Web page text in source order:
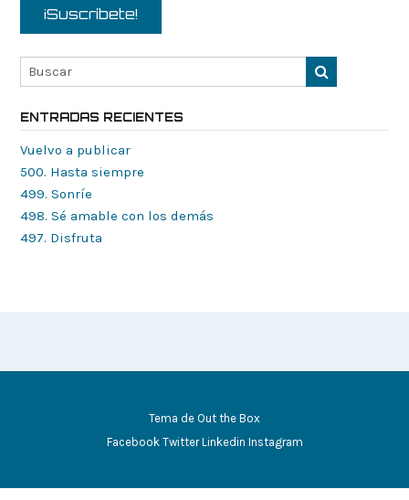
ENTRADAS RECIENTES
Vuelvo a publicar
500. Hasta siempre
499. Sonríe
498. Sé amable con los demás
497. Disfruta
Tema de Out the Box
Facebook Twitter Linkedin Instagram